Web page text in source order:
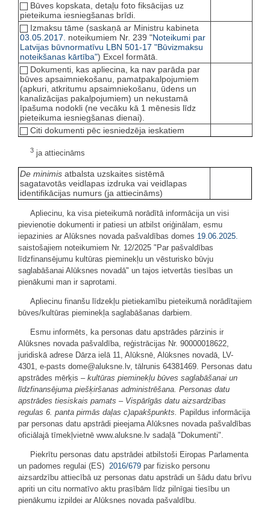
Būves kopskata, detaļu foto fiksācijas uz
pieteikuma iesniegšanas brīdi.
Izmaksu tāme (saskaņā ar Ministru kabineta
03.05.2017. noteikumiem Nr. 239 "Noteikumi par
Latvijas būvnormatīvu LBN 501-17 "Būvizmaksu
noteikšanas kārtība") Excel formātā.
Dokumenti, kas apliecina, ka nav parāda par
būves apsaimniekošanu, pamatpakalpojumiem
(apkuri, atkritumu apsaimniekošanu, ūdens un
kanalizācijas pakalpojumiem) un nekustamā
īpašuma nodokli (ne vecāku kā 1 mēnesis līdz
pieteikuma iesniegšanas dienai).
Citi dokumenti pēc iesniedzēja ieskatiem
3 ja attiecināms
De minimis atbalsta uzskaites sistēmā
sagatavotās veidlapas izdruka vai veidlapas
identifikācijas numurs (ja attiecināms)
Apliecinu, ka visa pieteikumā norādītā informācija un visi
pievienotie dokumenti ir patiesi un atbilst oriģinālam, esmu
iepazinies ar Alūksnes novada pašvaldības domes 19.06.2025.
saistošajiem noteikumiem Nr. 12/2025 "Par pašvaldības
līdzfinansējumu kultūras pieminekļu un vēsturisko būvju
saglabāšanai Alūksnes novadā" un tajos ietvertās tiesības un
pienākumi man ir saprotami.
Apliecinu finanšu līdzekļu pietiekamību pieteikumā norādītajiem
būves/kultūras pieminekļa saglabāšanas darbiem.
Esmu informēts, ka personas datu apstrādes pārzinis ir
Alūksnes novada pašvaldība, reģistrācijas Nr. 90000018622,
juridiskā adrese Dārza ielā 11, Alūksnē, Alūksnes novadā, LV-
4301, e-pasts dome@aluksne.lv, tālrunis 64381469. Personas datu
apstrādes mērķis – kultūras pieminekļu būves saglabāšanai un
līdzfinansējuma piešķiršanas administrēšana. Personas datu
apstrādes tiesiskais pamats – Vispārīgās datu aizsardzības
regulas 6. panta pirmās daļas c)apakšpunkts.
Papildus informācija
par personas datu apstrādi pieejama Alūksnes novada pašvaldības
oficiālajā tīmekļvietnē www.aluksne.lv sadaļā "Dokumenti".
Piekrītu personas datu apstrādei atbilstoši Eiropas Parlamenta
un padomes regulai (ES) 2016/679 par fizisko personu
aizsardzību attiecībā uz personas datu apstrādi un šādu datu brīvu
apriti un citu normatīvo aktu prasībām līdz pilnīgai tiesību un
pienākumu izpildei ar Alūksnes novada pašvaldību.